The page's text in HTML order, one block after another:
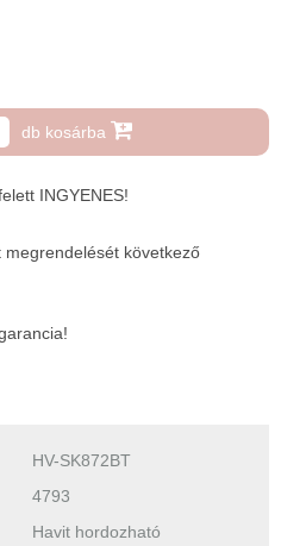
db kosárba
INGYENES!
következő
HV-SK872BT
4793
Havit hordozható